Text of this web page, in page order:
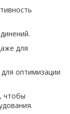
для
оптимизации
чтобы